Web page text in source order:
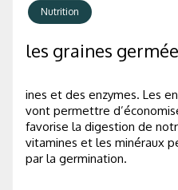
Nutrition
les graines
ines et des enzymes. Les
vont permettre
favorise la digestion de
vitamines et les minéraux
par la germination.